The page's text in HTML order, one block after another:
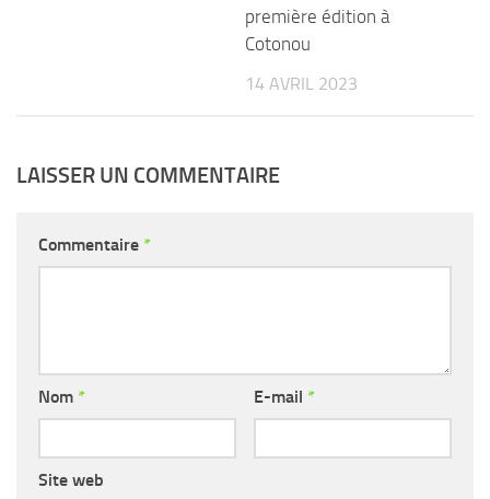
première édition à
Cotonou
14 AVRIL 2023
LAISSER UN COMMENTAIRE
Commentaire *
Nom * E-mail *
Site web